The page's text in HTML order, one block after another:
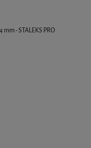
mm - STALEKS PRO